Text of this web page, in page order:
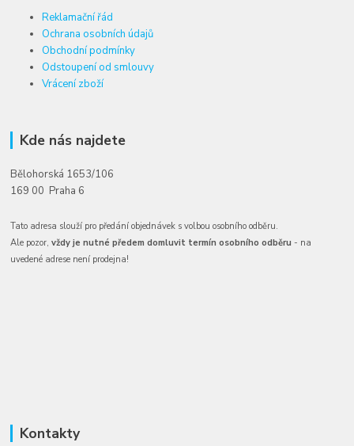
Reklamační řád
Ochrana osobních údajů
Obchodní podmínky
Odstoupení od smlouvy
Vrácení zboží
Kde nás najdete
Bělohorská 1653/106
169 00 Praha 6
Tato adresa slouží pro předání objednávek s volbou osobního odběru.
Ale pozor,vždy je nutné předem domluvit termín osobního odběru - na
uvedené adrese není prodejna!
Kontakty